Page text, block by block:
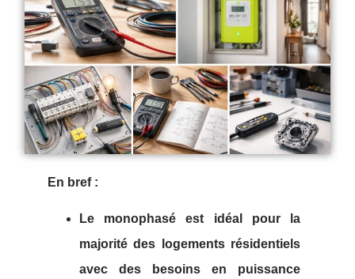
En bref :
Le monophasé est idéal pour la
majorité des logements résidentiels
avec des besoins en puissance